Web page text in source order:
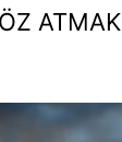
ATMAK